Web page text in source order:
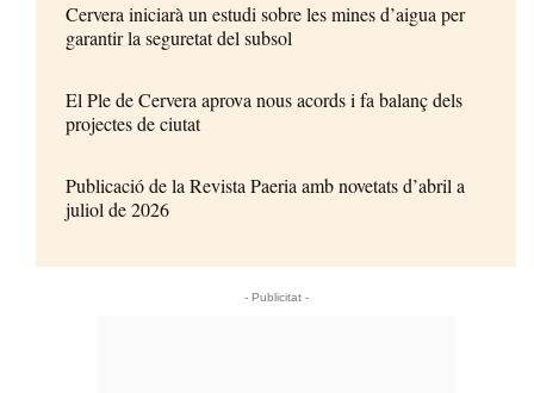
Cervera iniciarà un estudi sobre les mines d’aigua per
garantir la seguretat del subsol
El Ple de Cervera aprova nous acords i fa balanç dels
projectes de ciutat
Publicació de la Revista Paeria amb novetats d’abril a
juliol de 2026
- Publicitat -